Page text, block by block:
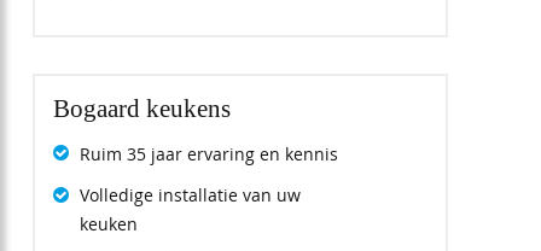
Bogaard keukens
Ruim 35 jaar ervaring en kennis
Volledige installatie van uw
keuken